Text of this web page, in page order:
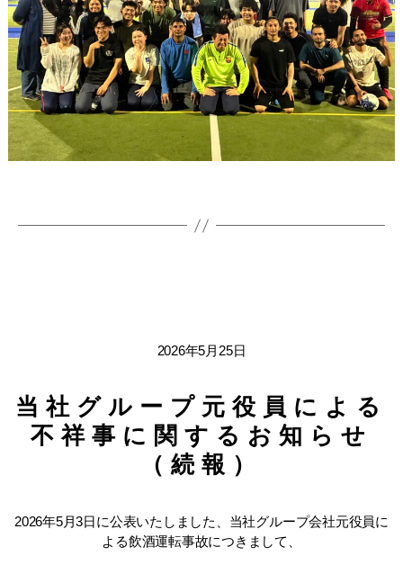
2026年5月25日
当社グループ元役員による
不祥事に関するお知らせ
（続報）
2026年5月3日に公表いたしました、当社グループ会社元役員に
よる飲酒運転事故につきまして、